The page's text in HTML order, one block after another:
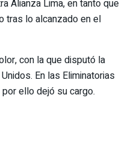
Alianza Lima, en tanto que
tras lo alcanzado en el
con la que disputó la
En las Eliminatorias
ello dejó su cargo.